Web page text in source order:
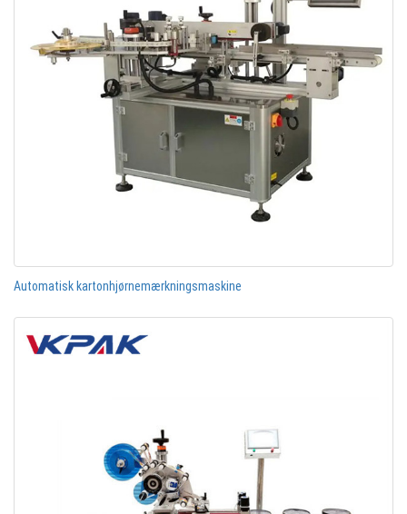
Automatisk kartonhjørnemærkningsmaskine